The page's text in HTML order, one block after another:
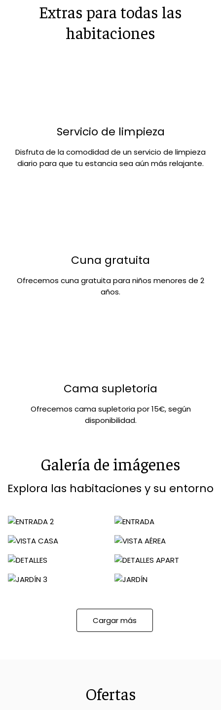
Extras para todas las
habitaciones
Servicio de limpieza
Disfruta de la comodidad de un servicio de limpieza
diario para que tu estancia sea aún más relajante.
Cuna gratuita
Ofrecemos cuna gratuita para niños menores de 2
años.
Cama supletoria
Ofrecemos cama supletoria por 15€, según
disponibilidad.
Galería de imágenes
Explora las habitaciones y su entorno
Cargar más
Ofertas